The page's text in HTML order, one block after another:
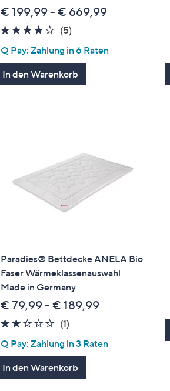
€ 199,99 - € 669,99
4.2
5
(5)5
Q Pay: Zahlung in 6 Raten
In den Warenkorb
Paradies® Bettdecke ANELA Bio
Faser Wärmeklassenauswahl
Made in Germany
€ 79,99 - € 189,99
2.0
5
(1)1
Q Pay: Zahlung in 3 Raten
In den Warenkorb